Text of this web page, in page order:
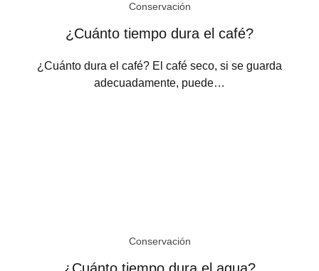
Conservación
¿Cuánto tiempo dura el café?
¿Cuánto dura el café? El café seco, si se guarda
adecuadamente, puede…
Conservación